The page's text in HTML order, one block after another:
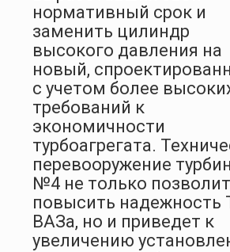
нормативный срок и
заменить цилиндр
высокого давления на
новый,
с учетом более
требований к
экономичности
турбоагрегата.
перевооружение
№4 не только позволит
повысить надежность
ВАЗа, но и приведет к
увеличению